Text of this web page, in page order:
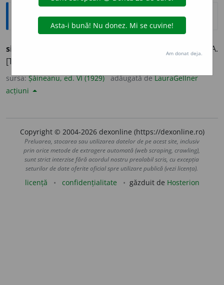
Explicative DEX
simit
GHICA.
[Turc. SIMIT, covrig].
sursa:Șăineanu, ed. VI (1929) adăugată deLauraGellner
acțiuni
Copyright © 2004-2026 dexonline (https://dexonline.ro)
Preluarea, stocarea sau utilizarea datelor de pe acest site, inclusiv
prin orice metode de extragere automată (web scraping, crawling),
sunt strict interzise fără acordul nostru prealabil scris, cu excepția
seturilor de date oferite oficial spre utilizare publică (vezi licența).
licență confidențialitate găzduit de Hosterion
Am donat deja.